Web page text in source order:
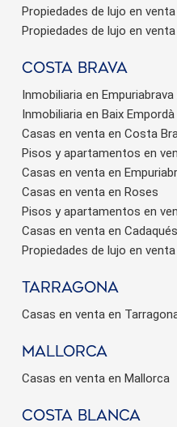
Propiedades de lujo en
Propiedades de lujo en
Costa brava
Inmobiliaria en
Inmobiliaria en Baix Empordà
Casas en venta en Costa
Pisos y apartamentos en
Casas en venta en
Casas en venta en Roses
Pisos y apartamentos en
Casas en venta en Cadaqués
Propiedades de lujo en
Tarragona
Casas en venta en
Mallorca
Casas en venta en Mallorca
Costa Blanca